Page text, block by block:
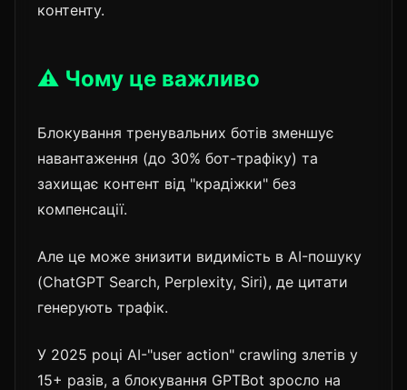
контенту.
⚠️ Чому це важливо
Блокування тренувальних ботів зменшує
навантаження (до 30% бот-трафіку) та
захищає контент від "крадіжки" без
компенсації.
Але це може знизити видимість в AI-пошуку
(ChatGPT Search, Perplexity, Siri), де цитати
генерують трафік.
У 2025 році AI-"user action" crawling злетів у
15+ разів, а блокування GPTBot зросло на